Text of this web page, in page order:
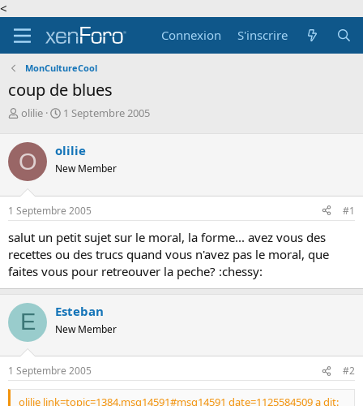
<
Connexion
S'inscrire
MonCultureCool
coup de blues
A
t
e
u
r
d
e
a
d
i
s
c
u
s
s
i
o
n
olilie
D
e
d
d
é
u
t
1 Septembre 2005
O olilie
New Member
1 Septembre 2005 #1
salut un petit sujet sur le moral, la forme... avez vous des
recettes ou des trucs quand vous n'avez pas le moral, que
faites vous pour retreouver la peche? :chessy:
E Esteban
New Member
1 Septembre 2005 #2
olilie link=topic=1384.msg14591#msg14591 date=1125584509 a dit: